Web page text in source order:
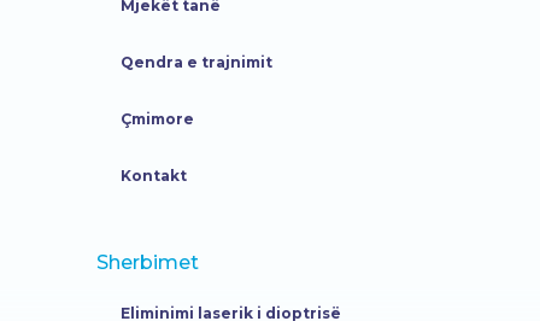
Mjekët tanë
Qendra e trajnimit
Çmimore
Kontakt
Sherbimet
Eliminimi laserik i dioptrisë